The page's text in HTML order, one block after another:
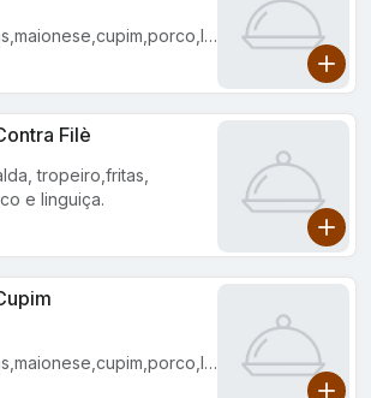
Filè
tropeiro,fritas,
e linguiça.